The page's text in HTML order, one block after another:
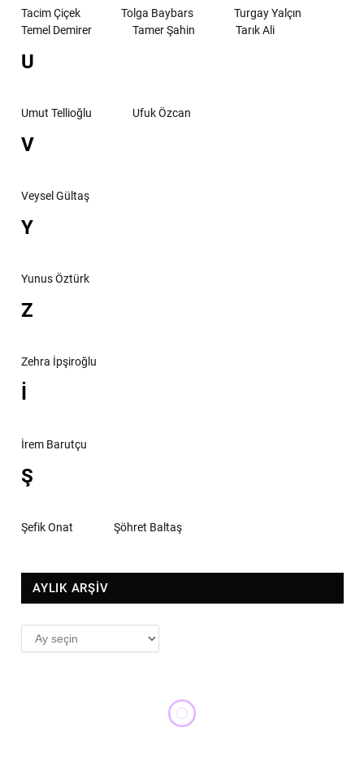
Tacim Çiçek Tolga Baybars
Turgay Yalçın
Temel Demirer
Tamer Şahin Tarık Ali
U
Umut Tellioğlu Ufuk Özcan
V
Veysel Gültaş
Y
Yunus Öztürk
Z
Zehra İpşiroğlu
İ
İrem Barutçu
Ş
Şefik Onat Şöhret Baltaş
AYLIK ARŞİV
AYLIK
ARŞİV